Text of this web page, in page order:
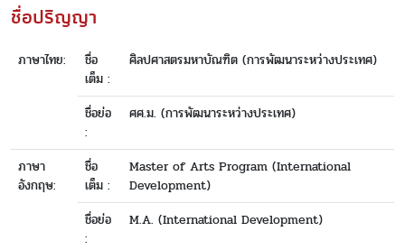
ชื่อปริญญา
ภาษาไทย:
ชื่อ
เต็ม :
ศิลปศาสตรมหาบัณฑิต (การพัฒนาระหว่างประเทศ)
ชื่อย่อ
:
ศศ.ม. (การพัฒนาระหว่างประเทศ)
ภาษา
อังกฤษ:
ชื่อ
เต็ม :
Master of Arts Program (International
Development)
ชื่อย่อ
:
M.A. (International Development)